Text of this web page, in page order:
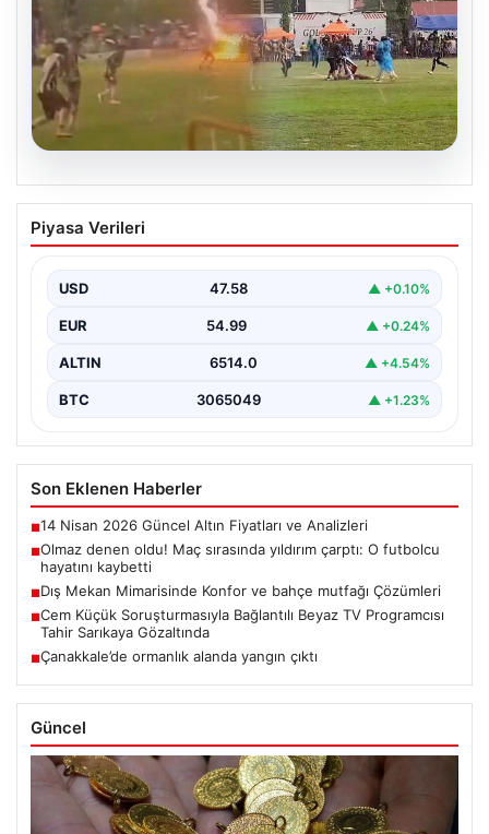
05.08.2026
Olmaz denen oldu! Maç sırasında
yıldırım çarptı: O futbolcu hayatını
Piyasa Verileri
USD 47.58 ▲ +0.10%
EUR 54.99 ▲ +0.24%
ALTIN 6514.0 ▲ +4.54%
BTC 3065049 ▲ +1.23%
Son Eklenen Haberler
■14 Nisan 2026 Güncel Altın Fiyatları ve Analizleri
■Olmaz denen oldu! Maç sırasında yıldırım çarptı: O futbolcu
hayatını kaybetti
■Dış Mekan Mimarisinde Konfor ve bahçe mutfağı Çözümleri
■Cem Küçük Soruşturmasıyla Bağlantılı Beyaz TV Programcısı
Tahir Sarıkaya Gözaltında
■Çanakkale’de ormanlık alanda yangın çıktı
Güncel